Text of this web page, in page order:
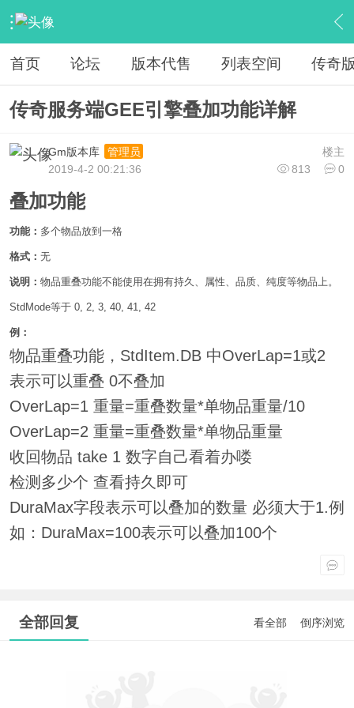
› 教程广告专区 › 视屏教程学习 › 内容
首页 论坛 版本代售 列表空间 传奇
传奇服务端GEE引擎叠加功能详解
楼主
Gm版本库
管理员
813
0
2019-4-2 00:21:36
叠加功能
功能： 多个物品放到一格
格式： 无
说明： 物品重叠功能不能使用在拥有持久、属性、品质、纯度等物品上。
StdMode等于 0, 2, 3, 40, 41, 42
例：
物品重叠功能，StdItem.DB 中OverLap=1或2
表示可以重叠 0不叠加
OverLap=1 重量=重叠数量*单物品重量/10
OverLap=2 重量=重叠数量*单物品重量
收回物品 take 1 数字自己看着办喽
检测多少个 查看持久即可
DuraMax字段表示可以叠加的数量 必须大于1.例
如：DuraMax=100表示可以叠加100个
全部回复 看全部 倒序浏览